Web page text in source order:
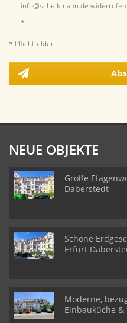
info@schelkmann.de widerrufen
*
* Pflichtfelder
NEUE OBJEKTE
Große
Daberstedt
Schöne
Erfurt
Moderne,
Einbauküche &